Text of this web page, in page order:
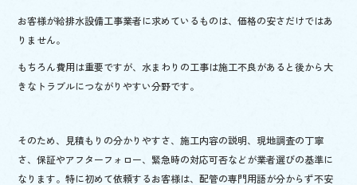
お客様が給排水設備工事業者に求めているものは、価格の安さだけではあ
りません。
もちろん費用は重要ですが、水まわりの工事は施工不良があると後から大
きなトラブルにつながりやすい分野です。
そのため、見積もりの分かりやすさ、施工内容の説明、現地調査の丁寧
さ、保証やアフターフォロー、緊急時の対応可否などが業者選びの基準に
なります。特に初めて依頼するお客様は、配管の専門用語が分からず不安